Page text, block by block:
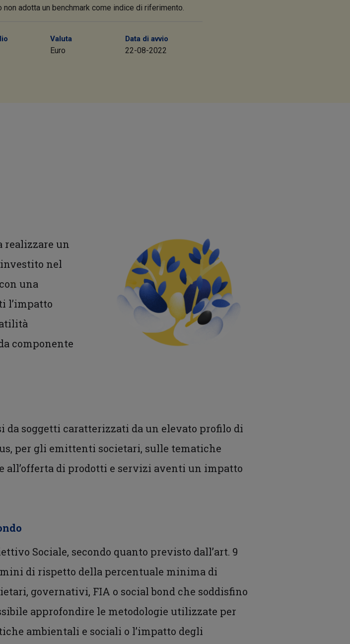
non adotta un benchmark come indice di riferimento.
Valuta
Euro
Data di avvio
22-08-2022
realizzare un
nel
una
l’impatto
componente
soggetti caratterizzati da un elevato profilo di
per gli emittenti societari, sulle tematiche
all’offerta di prodotti e servizi aventi un impatto
Sociale, secondo quanto previsto dall’art. 9
di rispetto della percentuale minima di
governativi, FIA o social bond che soddisfino
approfondire le metodologie utilizzate per
ambientali e sociali o l’impatto degli